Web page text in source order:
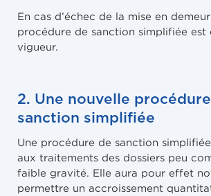
En cas d’échec de la mise en
procédure de sanction simplifiée est
vigueur.
2. Une nouvelle
sanction simplifiée
Une procédure de sanction
aux traitements des dossiers peu
faible gravité. Elle aura pour effet
permettre un accroissement